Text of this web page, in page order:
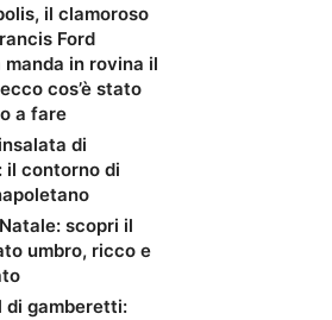
il clamoroso
Ford
manda in rovina il
cos’è stato
a fare
di
il contorno di
scopri il
umbro, ricco e
di gamberetti: